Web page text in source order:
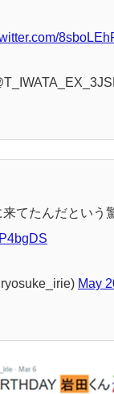
来てたんだという
May